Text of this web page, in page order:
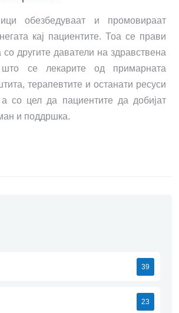
обезбедуваат и промовираат
кај пациентите. Тоа се прави
со другите даватели на здравствена
се лекарите од примарната
терапевтите и останати ресуси
со цел да пациентите да добијат
и поддршка.
39
23